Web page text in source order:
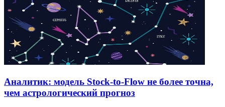
Аналитик: модель Stock-to-Flow не более точна,
чем астрологический прогноз